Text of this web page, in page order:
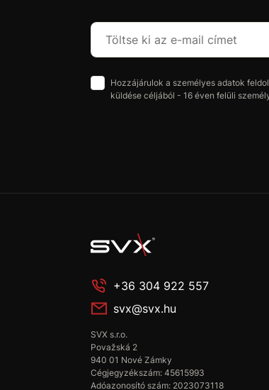
Hozzájárulok a személyes adatok
küldése céljából - 16 éven felüli
+36 304 922 557
svx@svx.hu
SVX s.r.o.
Považská 2
940 01 Nové Zámky
Cégjegyzékszám: 45615993
Adóazonosító szám: 2023073118